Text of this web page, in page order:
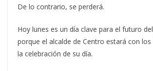
De lo contrario, se perderá.
Hoy lunes es un día clave para el futuro
porque el alcalde de Centro estará con
la celebración de su día.